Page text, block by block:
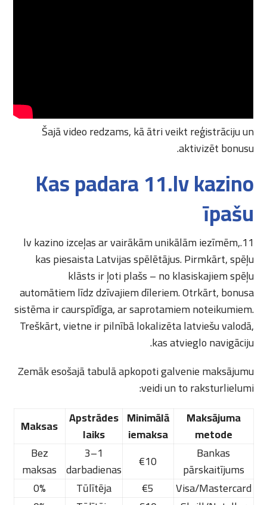
Šajā video redzams, kā ātri veikt reģistrāciju un
aktivizēt bonusu.
Kas padara 11.lv kazino
īpašu
11.lv kazino izceļas ar vairākām unikālām iezīmēm,
kas piesaista Latvijas spēlētājus. Pirmkārt, spēļu
klāsts ir ļoti plašs – no klasiskajiem spēļu
automātiem līdz dzīvajiem dīleriem. Otrkārt, bonusa
sistēma ir caurspīdīga, ar saprotamiem noteikumiem.
Treškārt, vietne ir pilnībā lokalizēta latviešu valodā,
kas atvieglo navigāciju.
Zemāk esošajā tabulā apkopoti galvenie maksājumu
veidi un to raksturlielumi:
Maksājuma
metode
Minimālā
iemaksa
Apstrādes
laiks
Maksas
Bankas
pārskaitījums
€10
1–3
darbadienas
Bez
maksas
Visa/Mastercard
€5
Tūlītēja
0%